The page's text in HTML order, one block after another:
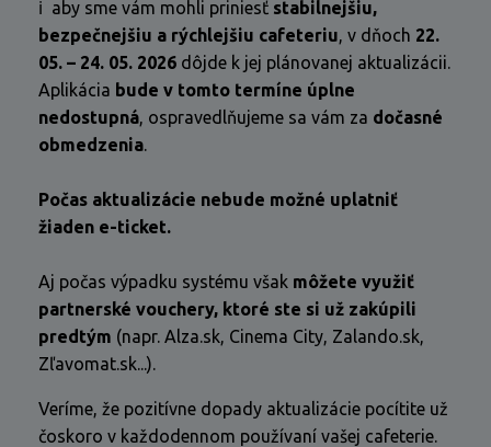
ℹ️ aby sme vám mohli priniesť stabilnejšiu,
bezpečnejšiu a rýchlejšiu cafeteriu, v dňoch 22.
05. – 24. 05. 2026 dôjde k jej plánovanej aktualizácii.
Aplikácia bude v tomto termíne úplne
nedostupná, ospravedlňujeme sa vám za dočasné
obmedzenia.
Počas aktualizácie nebude možné uplatniť
žiaden e-ticket.
Aj počas výpadku systému však môžete využiť
partnerské vouchery, ktoré ste si už zakúpili
predtým (napr. Alza.sk, Cinema City, Zalando.sk,
Zľavomat.sk...).
Veríme, že pozitívne dopady aktualizácie pocítite už
čoskoro v každodennom používaní vašej cafeterie.